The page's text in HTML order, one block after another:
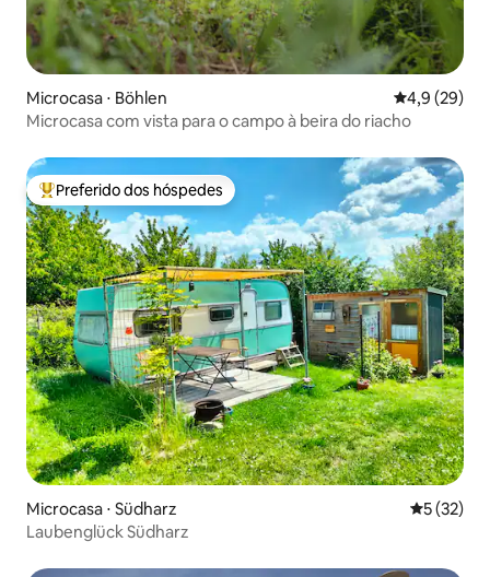
Microcasa ⋅ Böhlen 4,9 de uma
4,9 (29)
Microcasa com vista para o campo à beira do riacho
Entre os melhores preferidos dos hóspedes
Preferido dos hóspedes
Microcasa ⋅ Südharz 5 de uma
5 (32)
Laubenglück Südharz